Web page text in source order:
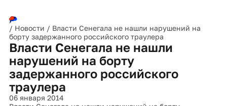
/ Новости / Власти Сенегала не нашли нарушений на
борту задержанного российского траулера
Власти Сенегала не нашли
нарушений на борту
задержанного российского
траулера
06 января 2014